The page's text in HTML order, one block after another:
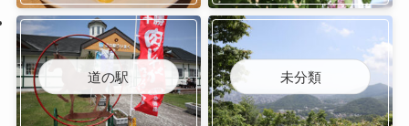
道の駅 未分類